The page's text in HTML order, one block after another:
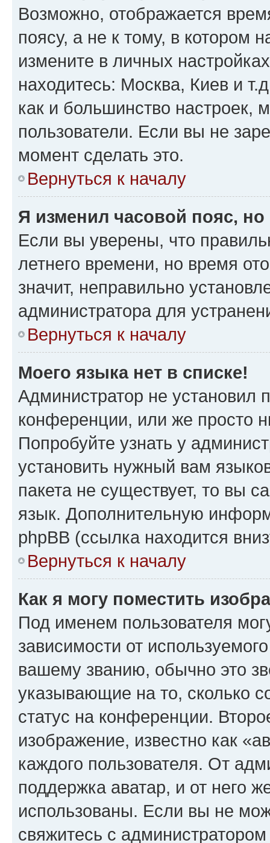
Возможно, отображается
поясу, а не к тому, в котором
измените в личных
находитесь: Москва, Киев и
как и большинство настроек,
пользователи. Если вы не
момент сделать это.
Вернуться к началу
Я изменил часовой пояс,
Если вы уверены, что
летнего времени, но время
значит, неправильно
администратора для
Вернуться к началу
Моего языка нет в списке!
Администратор не установил
конференции, или же просто
Попробуйте узнать у
установить нужный вам
пакета не существует, то вы
язык. Дополнительную
phpBB (ссылка находится
Вернуться к началу
Как я могу поместить
Под именем пользователя
зависимости от
вашему званию, обычно это
указывающие на то, сколько
статус на конференции.
изображение, известно как
каждого пользователя. От
поддержка аватар, и от него
использованы. Если вы не
свяжитесь с